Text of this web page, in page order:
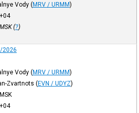
Vody (MRV / URMM)
+04
MSK(?)
2026
Vody (MRV / URMM)
Zvartnots (EVN / UDYZ)
MSK
+04